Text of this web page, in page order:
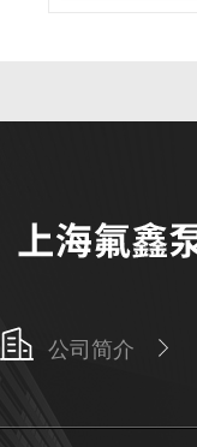
公司简介